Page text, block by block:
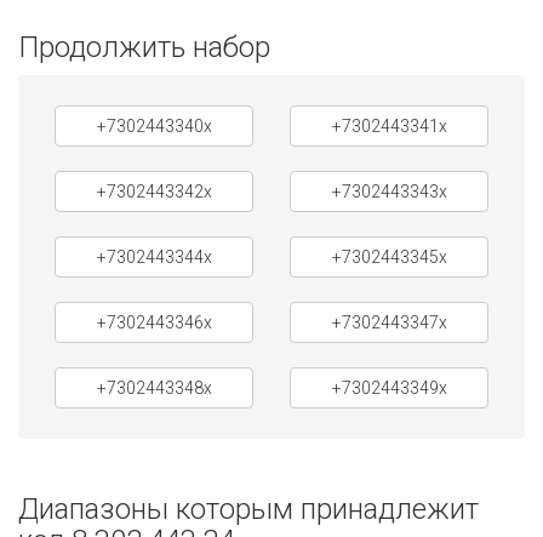
Продолжить набор
+7302443340x +7302443341x
+7302443342x +7302443343x
+7302443344x +7302443345x
+7302443346x +7302443347x
+7302443348x +7302443349x
Диапазоны которым принадлежит